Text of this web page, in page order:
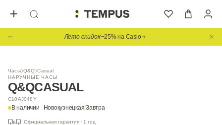
Лето скидок−25% на Casio
Часы Q&Q Casual
НАРУЧНЫЕ ЧАСЫ
Q&QCASUAL
C10AJ048Y
В наличии Новокузнецкая/Завтра
Официальная гарантия · 1 год